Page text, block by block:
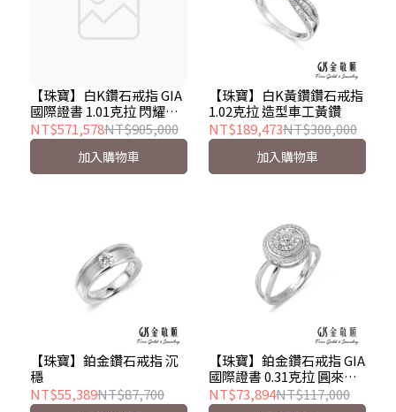
【珠寶】白K鑽石戒指 GIA
國際證書 1.01克拉 閃耀之
眼
NT$571,578NT$905,000
加入購物車
【珠寶】白K黃鑽鑽石戒指
1.02克拉 造型車工黃鑽
NT$189,473NT$300,000
加入購物車
【珠寶】鉑金鑽石戒指 沉
穩
NT$55,389NT$87,700
【珠寶】鉑金鑽石戒指 GIA
國際證書 0.31克拉 圓來這
麼美 戒墜兩用款
NT$73,894NT$117,000